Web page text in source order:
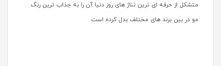
متشکل از حرفه ای ترین تناژ های روز دنیا آن را به جذاب ترین رنگ
مو در بین برند های مختلف بدل کرده است